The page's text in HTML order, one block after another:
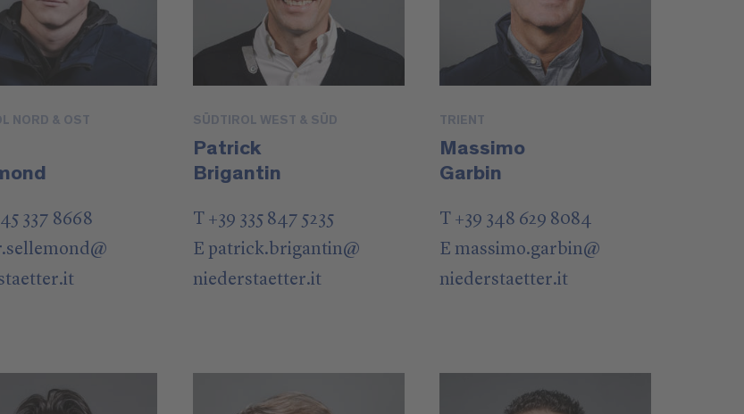
NORD & OST
337 8668
@
.it
SÜDTIROL WEST & SÜD
Patrick
Brigantin
T +39 335 847 5235
E patrick.brigantin@
niederstaetter.it
TRIENT
Massimo
Garbin
T +39 348 629 8084
E massimo.garbin@
niederstaetter.it